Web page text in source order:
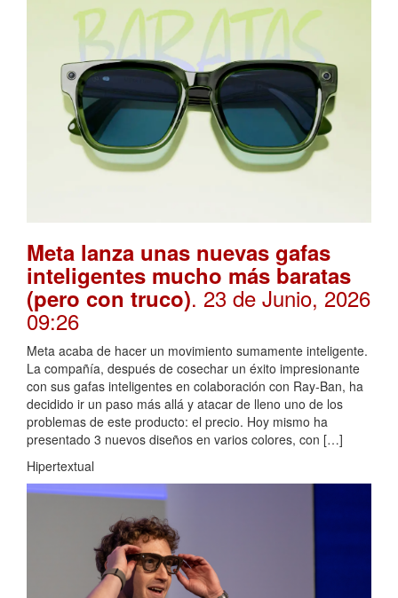
Meta lanza unas nuevas gafas
inteligentes mucho más baratas
(pero con truco). 23 de Junio, 2026
09:26
Meta acaba de hacer un movimiento sumamente inteligente.
La compañía, después de cosechar un éxito impresionante
con sus gafas inteligentes en colaboración con Ray-Ban, ha
decidido ir un paso más allá y atacar de lleno uno de los
problemas de este producto: el precio. Hoy mismo ha
presentado 3 nuevos diseños en varios colores, con […]
Hipertextual